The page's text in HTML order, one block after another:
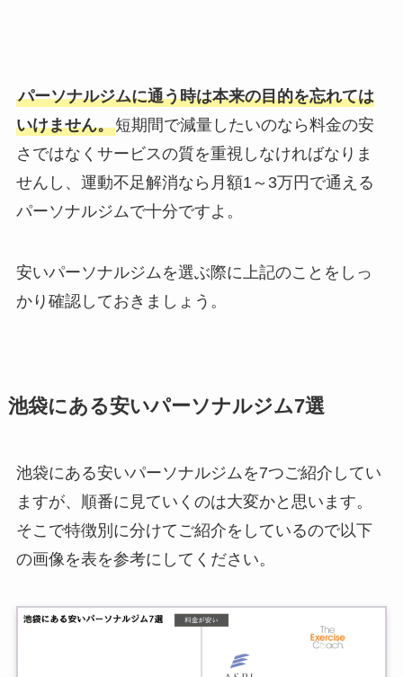
パーソナルジムに通う時は本来の目的を忘れては
いけません。短期間で減量したいのなら料金の安
さではなくサービスの質を重視しなければなりま
せんし、運動不足解消なら月額1～3万円で通える
パーソナルジムで十分ですよ。
安いパーソナルジムを選ぶ際に上記のことをしっ
かり確認しておきましょう。
池袋にある安いパーソナルジム7選
池袋にある安いパーソナルジムを7つご紹介してい
ますが、順番に見ていくのは大変かと思います。
そこで特徴別に分けてご紹介をしているので以下
の画像を表を参考にしてください。